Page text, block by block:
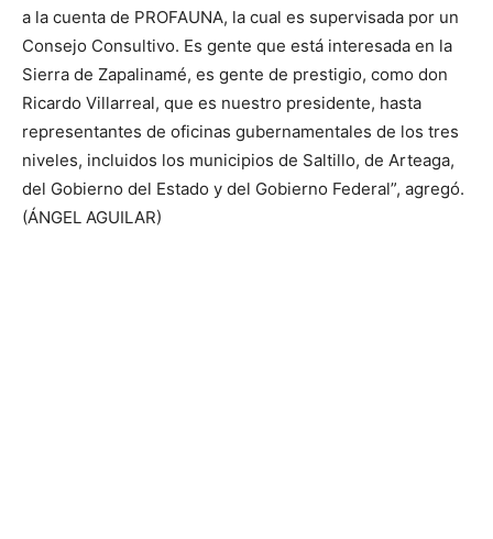
a la cuenta de PROFAUNA, la cual es supervisada por un
Consejo Consultivo. Es gente que está interesada en la
Sierra de Zapalinamé, es gente de prestigio, como don
Ricardo Villarreal, que es nuestro presidente, hasta
representantes de oficinas gubernamentales de los tres
niveles, incluidos los municipios de Saltillo, de Arteaga,
del Gobierno del Estado y del Gobierno Federal”, agregó.
(ÁNGEL AGUILAR)